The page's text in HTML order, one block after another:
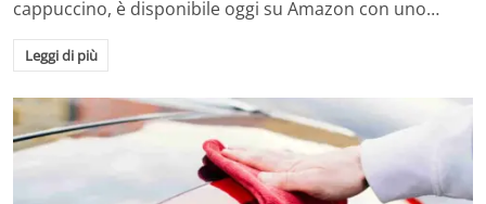
cappuccino, è disponibile oggi su Amazon con uno…
Leggi di più